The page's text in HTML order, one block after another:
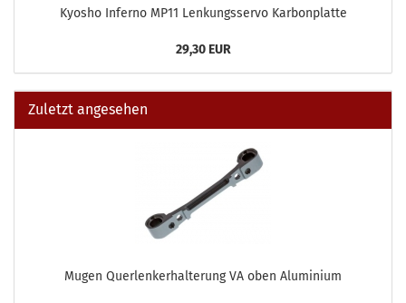
Kyosho Inferno MP11 Lenkungsservo Karbonplatte
29,30 EUR
Zuletzt angesehen
Mugen Querlenkerhalterung VA oben Aluminium